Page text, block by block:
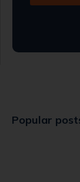
Popular